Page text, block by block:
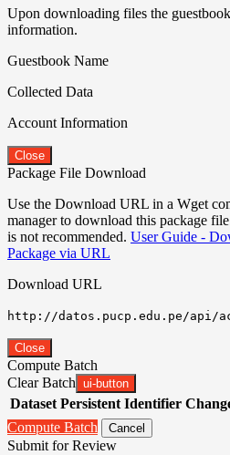
Upon downloading files the
information.
Guestbook Name
Collected Data
Account Information
Close
Package File Download
Use the Download URL in a Wget
manager to download this package
is not recommended. User Guide -
Package via URL
Download URL
http://datos.pucp.edu.pe/api/
Close
Compute Batch
Clear Batch ui-button
Dataset Persistent Identifier
Compute Batch
Cancel
Submit for Review